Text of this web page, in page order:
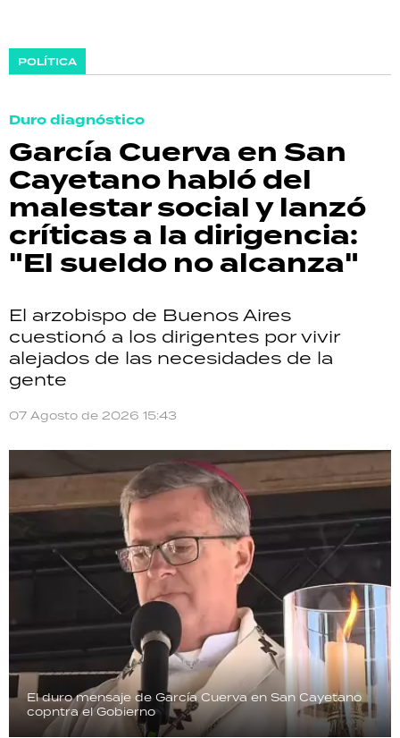
POLÍTICA
Duro diagnóstico
García Cuerva en San
Cayetano habló del
malestar social y lanzó
críticas a la dirigencia:
"El sueldo no alcanza"
El arzobispo de Buenos Aires
cuestionó a los dirigentes por vivir
alejados de las necesidades de la
gente
07 Agosto de 2026 15:43
El duro mensaje de García Cuerva en San Cayetano
copntra el Gobierno